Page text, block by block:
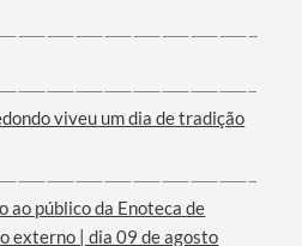
viveu um dia de tradição
ao público da Enoteca de
externo | dia 09 de agosto